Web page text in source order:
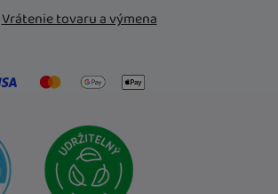
Vrátenie tovaru a výmena